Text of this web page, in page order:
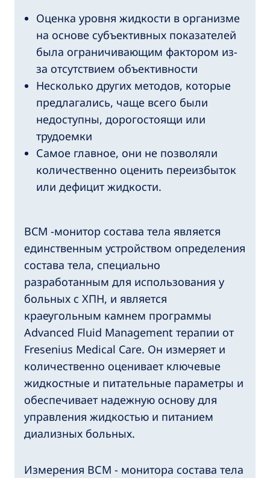
Оценка уровня жидкости в организме
на основе субъективных показателей
была ограничивающим фактором из-
за отсутствием объективности
Несколько других методов, которые
предлагались, чаще всего были
недоступны, дорогостоящи или
трудоемки
Самое главное, они не позволяли
количественно оценить переизбыток
или дефицит жидкости.
BCM -монитор состава тела является
единственным устройством определения
состава тела, специально
разработанным для использования у
больных с ХПН, и является
краеугольным камнем программы
Advanced Fluid Management терапии от
Fresenius Medical Care. Он измеряет и
количественно оценивает ключевые
жидкостные и питательные параметры и
обеспечивает надежную основу для
управления жидкостью и питанием
диализных больных.
Измерения ВСМ - монитора состава тела